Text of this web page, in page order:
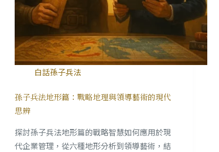
白話孫子兵法
孫子兵法地形篇：戰略地理與領導藝術的現代
思辨
探討孫子兵法地形篇的戰略智慧如何應用於現
代企業管理，從六種地形分析到領導藝術，結